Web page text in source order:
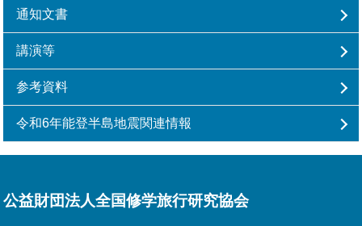
通知文書
講演等
参考資料
令和6年能登半島地震関連情報
公益財団法人全国修学旅行研究協会